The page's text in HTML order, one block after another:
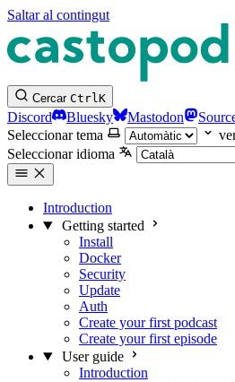
Saltar al contingut
Cercar CtrlK
Discord Bluesky Mastodon
Seleccionar tema
Seleccionar idioma
Introduction
Getting started
Install
Docker
Security
Update
Auth
Create your first podcast
Create your first episode
User guide
Introduction